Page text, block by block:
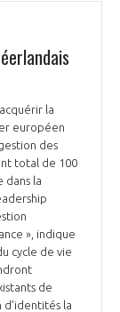
la
européen
des
total de 100
dans la
», indique
cycle de vie
de
d'identités la